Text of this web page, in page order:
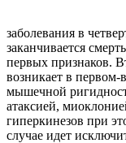
заболевания в
заканчивается
первых признаков.
возникает в первом-
мышечной
атаксией,
гиперкинезов при
случае идет